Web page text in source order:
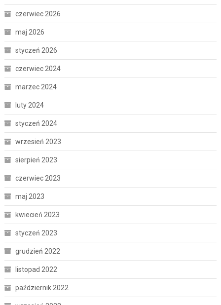
czerwiec 2026
maj 2026
styczeń 2026
czerwiec 2024
marzec 2024
luty 2024
styczeń 2024
wrzesień 2023
sierpień 2023
czerwiec 2023
maj 2023
kwiecień 2023
styczeń 2023
grudzień 2022
listopad 2022
październik 2022